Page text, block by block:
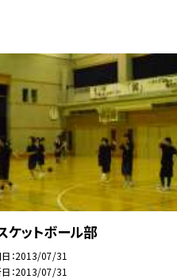
ケットボール部
2013/07/31
2013/07/31